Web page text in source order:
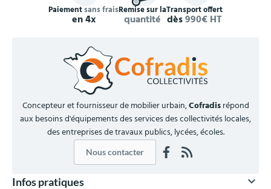
Paiementsans frais
en 4x
Remise sur la
quantité
Transport offert
dès990€ HT
Concepteur et fournisseur de mobilier urbain,Cofradisrépond
aux besoins d'équipements des services des collectivités locales,
des entreprises de travaux publics, lycées, écoles.
Nous contacter
Infos pratiques 